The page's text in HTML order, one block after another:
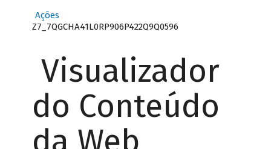
Ações
Z7_7QGCHA41L0RP906P422Q9Q0596
Visualizador
do Conteúdo
da Web